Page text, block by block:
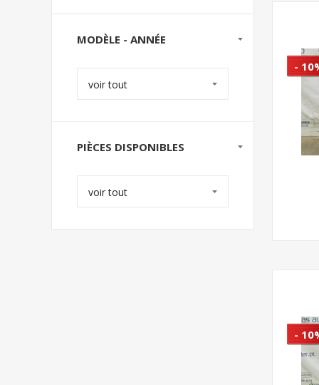
-
-
MODÈLE - ANNÉE
voir tout
PIÈCES DISPONIBLES
voir tout